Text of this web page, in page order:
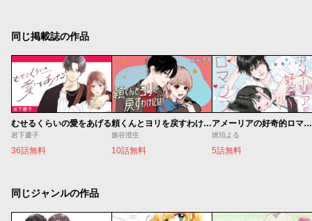
同じ掲載誌の作品
むせるくらいの愛をあげる
岩下慶子
36話無料
頼くんとヨリを戻すわけには！
旗谷澄生
10話無料
アメーリアの好奇的ロマンス
琥珀よる
5話無料
同じジャンルの作品